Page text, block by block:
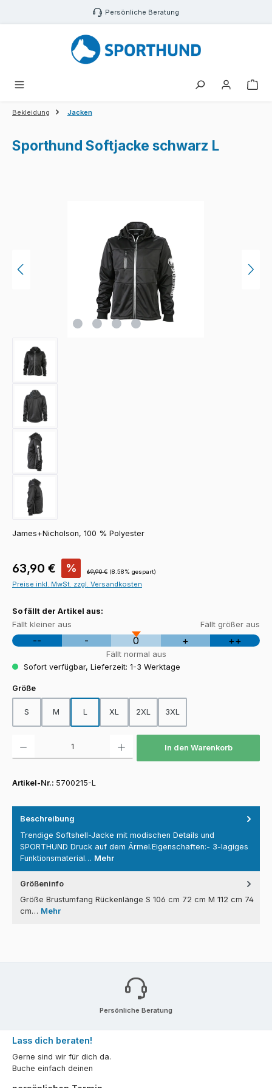
Zum Hauptinhalt springen Persönliche Beratung
Bekleidung Jacken
Sporthund Softjacke schwarz L
James+Nicholson, 100 % Polyester
Verkaufspreis:
63,90 € % Regulärer Preis:
69,90 € (8.58% gespart)
Preise inkl. MwSt. zzgl. Versandkosten
So fällt der Artikel aus:
Fällt kleiner aus Fällt größer aus
-- - 0 + ++
Fällt normal aus
Sofort verfügbar, Lieferzeit: 1-3 Werktage
Größeauswählen
S M L XL 2XL 3XL
In den Warenkorb
Artikel-Nr.: 5700215-L
Beschreibung
Trendige Softshell-Jacke mit modischen Details und
SPORTHUND Druck auf dem Ärmel.Eigenschaften:- 3-lagiges
Funktionsmaterial… Mehr
Größeninfo
Größe Brustumfang Rückenlänge S 106 cm 72 cm M 112 cm 74
cm… Mehr
Persönliche Beratung
Lass dich beraten!
Gerne sind wir für dich da.
Buche einfach deinen